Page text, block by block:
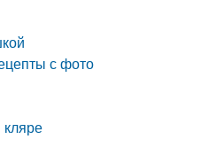
с фото
кляре